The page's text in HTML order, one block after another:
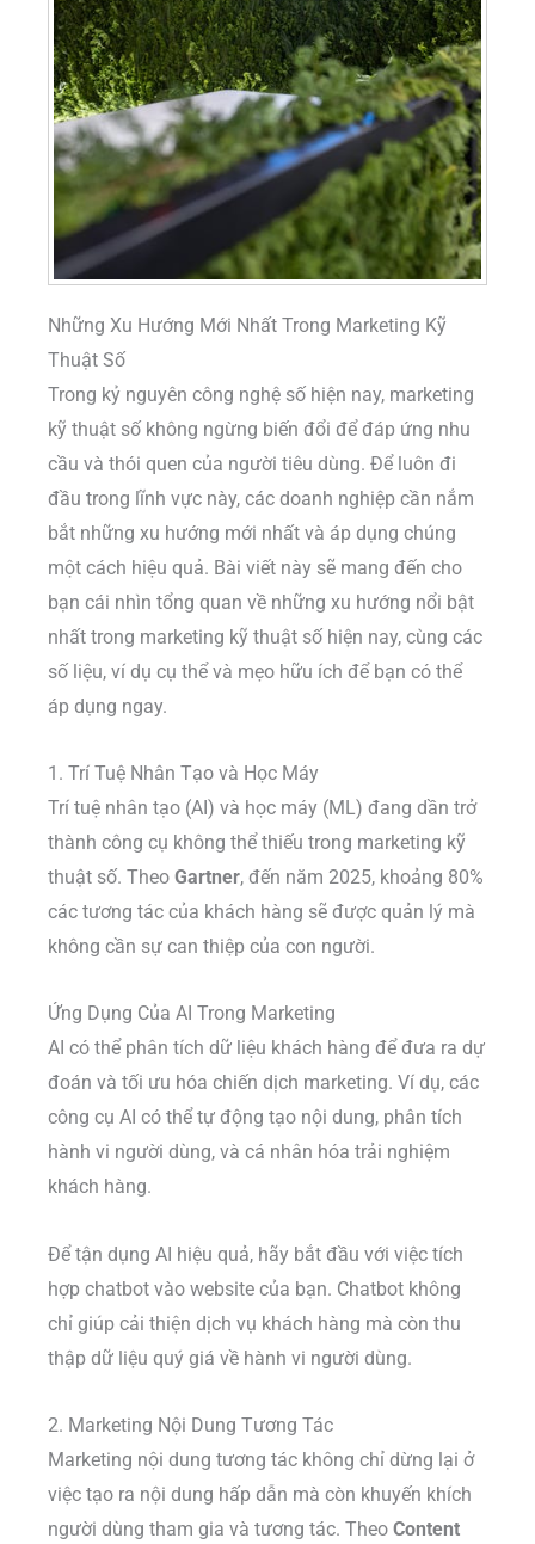
Những Xu Hướng Mới Nhất Trong Marketing Kỹ
Thuật Số
Trong kỷ nguyên công nghệ số hiện nay, marketing
kỹ thuật số không ngừng biến đổi để đáp ứng nhu
cầu và thói quen của người tiêu dùng. Để luôn đi
đầu trong lĩnh vực này, các doanh nghiệp cần nắm
bắt những xu hướng mới nhất và áp dụng chúng
một cách hiệu quả. Bài viết này sẽ mang đến cho
bạn cái nhìn tổng quan về những xu hướng nổi bật
nhất trong marketing kỹ thuật số hiện nay, cùng các
số liệu, ví dụ cụ thể và mẹo hữu ích để bạn có thể
áp dụng ngay.
1. Trí Tuệ Nhân Tạo và Học Máy
Trí tuệ nhân tạo (AI) và học máy (ML) đang dần trở
thành công cụ không thể thiếu trong marketing kỹ
thuật số. Theo Gartner, đến năm 2025, khoảng 80%
các tương tác của khách hàng sẽ được quản lý mà
không cần sự can thiệp của con người.
Ứng Dụng Của AI Trong Marketing
AI có thể phân tích dữ liệu khách hàng để đưa ra dự
đoán và tối ưu hóa chiến dịch marketing. Ví dụ, các
công cụ AI có thể tự động tạo nội dung, phân tích
hành vi người dùng, và cá nhân hóa trải nghiệm
khách hàng.
Để tận dụng AI hiệu quả, hãy bắt đầu với việc tích
hợp chatbot vào website của bạn. Chatbot không
chỉ giúp cải thiện dịch vụ khách hàng mà còn thu
thập dữ liệu quý giá về hành vi người dùng.
2. Marketing Nội Dung Tương Tác
Marketing nội dung tương tác không chỉ dừng lại ở
việc tạo ra nội dung hấp dẫn mà còn khuyến khích
người dùng tham gia và tương tác. Theo Content